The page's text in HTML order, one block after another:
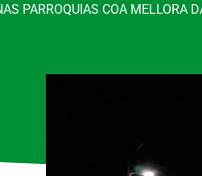
PARROQUIAS COA MELLORA